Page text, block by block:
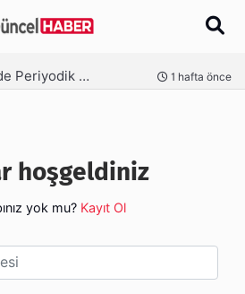
Su Arıtma Sistemlerinde Periyodik Bakım Neden Kritik? 1 hafta önce
hoşgeldiniz
yok mu? Kayıt Ol